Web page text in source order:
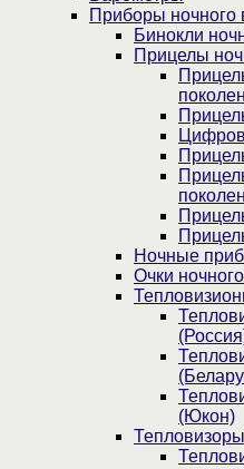
Приборы ночного
Бинокли
Прицелы
Ночные
Очки
(Юкон)
Тепловизоры